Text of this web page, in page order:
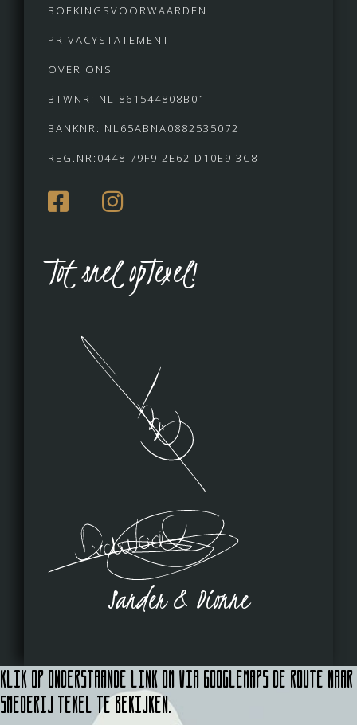
BOEKINGSVOORWAARDEN
PRIVACYSTATEMENT
OVER ONS
BTWNR: NL 861544808B01
BANKNR: NL65ABNA0882535072
REG.NR:0448 79F9 2E62 D10E9 3C8
Tot snel opTexel!
Sander & Dionne
Klik op onderstaande link om via Googlemaps de route naar
Smederij Texel te bekijken.